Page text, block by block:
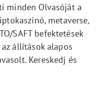
minden Olvasóját a
metaverse,
SAFT befektetések
állítások alapos
Kereskedj és